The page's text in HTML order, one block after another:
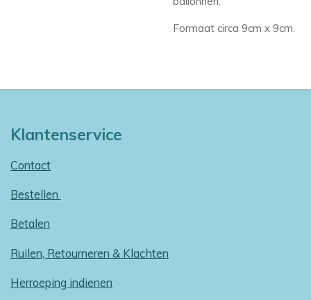
Formaat circa 9cm x 9cm.
Klantenservice
Contact
Bestellen
Betalen
Ruilen, Retourneren & Klachten
Herroeping indienen